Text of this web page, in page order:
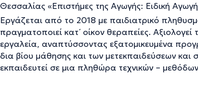
Θεσσαλίας «Επιστήμες της Αγωγής: Ειδική
Εργάζεται από το 2018 με παιδιατρικό
πραγματοποιεί κατ΄ οίκον θεραπείες.
εργαλεία, αναπτύσσοντας εξατομικευμένα
δια βίου μάθησης και των μετεκπαιδεύσεων και
εκπαιδευτεί σε μια πληθώρα τεχνικών –